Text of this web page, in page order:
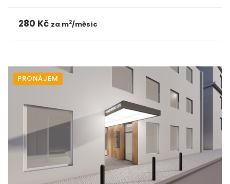
280 Kč za m2/měsíc
PRONÁJEM